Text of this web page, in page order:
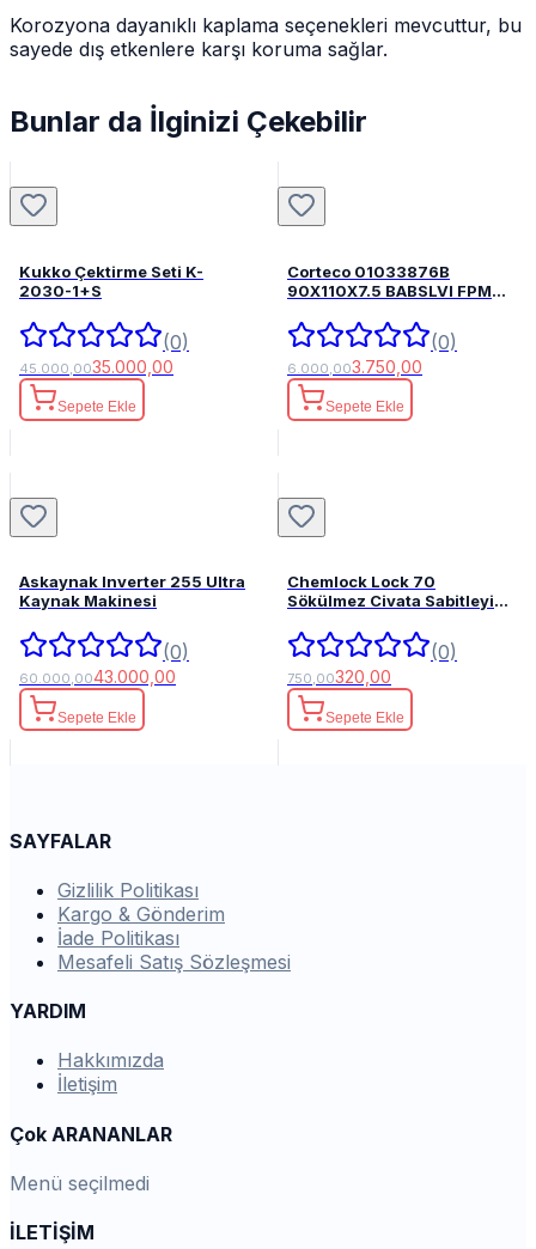
Korozyona dayanıklı kaplama seçenekleri mevcuttur, bu
sayede dış etkenlere karşı koruma sağlar.
Bunlar da İlginizi Çekebilir
Kukko Çektirme Seti K-
2030-1+S
(0)
45.000,0035.000,00
Sepete Ekle
Corteco 01033876B
90X110X7.5 BABSLVI FPM
(0)
6.000,003.750,00
Sepete Ekle
Askaynak Inverter 255 Ultra
Kaynak Makinesi
(0)
60.000,0043.000,00
Sepete Ekle
Chemlock Lock 70
Sökülmez Civata Sabitleyici
(0)
750,00320,00
Sepete Ekle
SAYFALAR
Gizlilik Politikası
Kargo & Gönderim
İade Politikası
Mesafeli Satış Sözleşmesi
YARDIM
Hakkımızda
İletişim
Çok ARANANLAR
Menü seçilmedi
İLETİŞİM